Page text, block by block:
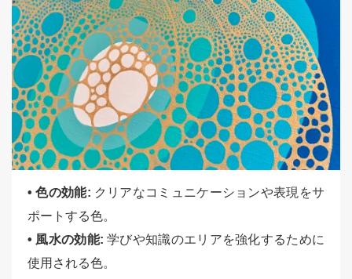
• 色の効能: クリアなコミュニケーションや表現をサ
ポートする色。
• 風水の効能:学びや知識のエリアを強化するために
使用される色。